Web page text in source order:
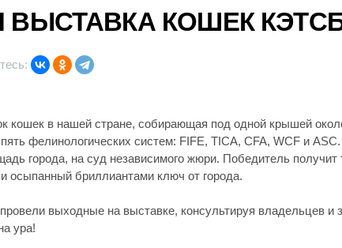
КОШЕК
кошек в нашей стране, собирающая под одной крышей
фелинологических систем: FIFE, TICA, CFA, WCF и
города, на суд независимого жюри. Победитель получит
осыпанный бриллиантами ключ от города.
выходные на выставке, консультируя владельцев и
ура!